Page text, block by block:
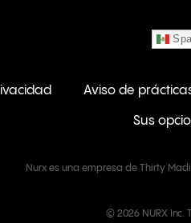
Aviso de
Sus
Nurx es una empresa de Thirty
© 2026 NURX Inc.